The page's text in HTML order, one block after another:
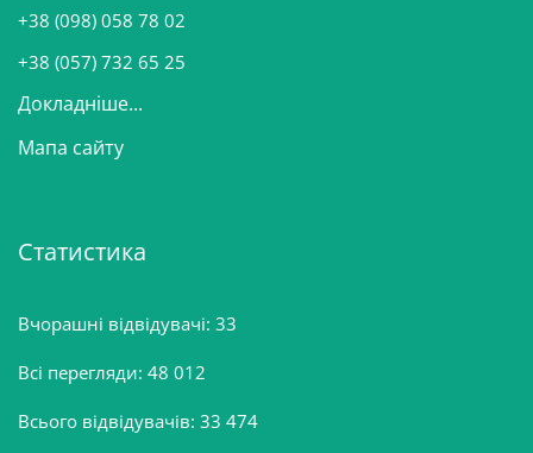
и
+38 (098) 058 78 02
+38 (057) 732 65 25
Докладніше...
Мапа сайту
Статистика
Вчорашні відвідувачі: 33
Всі перегляди: 48 012
Всього відвідувачів: 33 474